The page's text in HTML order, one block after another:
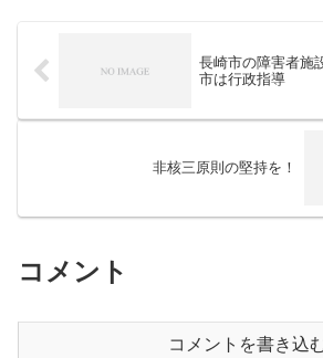
長崎市の障害者
市は行政指導
非核三原則の堅持を！
コメント
コメントを書き込